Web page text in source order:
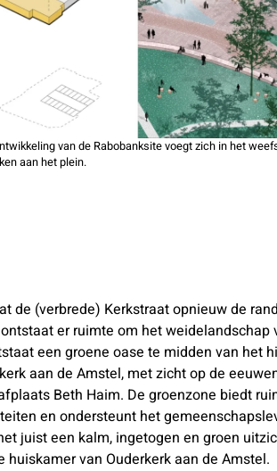
van de Rabobanksite voegt zich in het
aan het plein.
de (verbrede) Kerkstraat opnieuw de
er ruimte om het weidelandschap
een groene oase te midden van het
aan de Amstel, met zicht op de
Beth Haim. De groenzone biedt
en ondersteunt het
juist een kalm, ingetogen en groen
huiskamer van Ouderkerk aan de Amstel.